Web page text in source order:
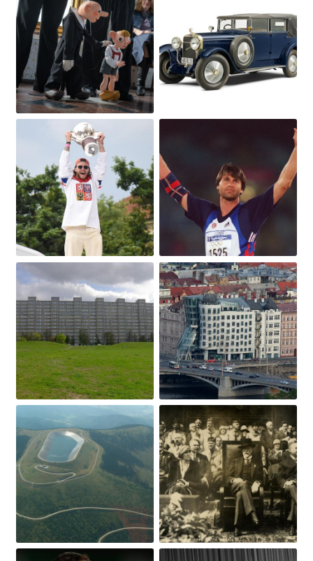
Obrázek Obrázek
Obrázek Obrázek
Obrázek Obrázek
Obrázek Obrázek